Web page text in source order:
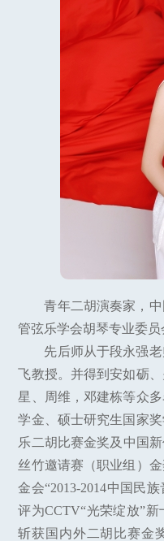
青年二胡演奏家，
管弦乐学会胡琴专业委员
先后师从于段永强
飞教授。并得到安如砺
星、周维，邓建栋等众
学金、硕士研究生国家
乐二胡比赛金奖及中国
丝竹邀请赛（职业组）
金会“2013-2014中国民
评为CCTV“光荣绽放”
斩获国内外二胡比赛金